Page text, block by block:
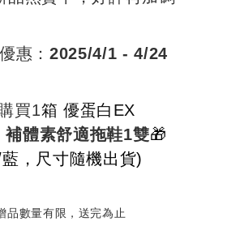
惠： 2025/4/1 - 4/24
買1箱 優蛋白EX
補體素舒適拖鞋1雙🎁
，尺寸隨機出貨)
品數量有限，送完為止